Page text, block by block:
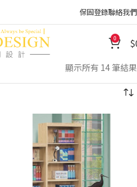
保固登錄聯絡我們
0
顯示所有 14 筆結果